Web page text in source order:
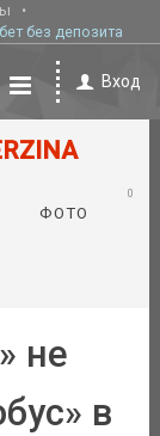
без депозита
Вход
ФОТО
0
не
в